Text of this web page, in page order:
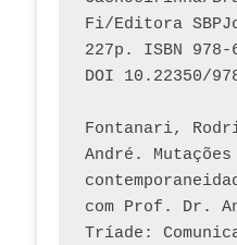
Fi/Editora
227p. ISBN
DOI 10.22350/
Fontanari,
André.
com Prof. Dr.
Tríade: